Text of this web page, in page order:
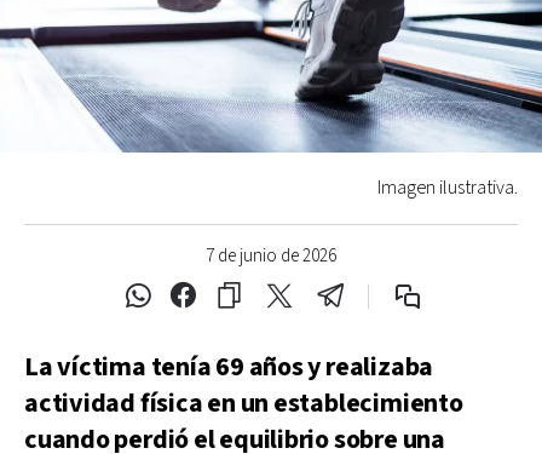
7 de junio de 2026
Imagen ilustrativa.
La víctima tenía 69 años y realizaba
actividad física en un establecimiento
cuando perdió el equilibrio sobre una